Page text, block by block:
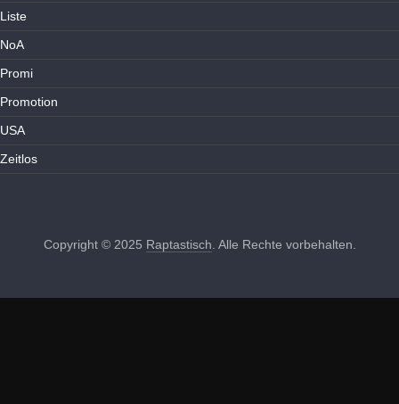
Liste
NoA
Promi
Promotion
USA
Zeitlos
Copyright © 2025 Raptastisch . Alle Rechte vorbehalten.